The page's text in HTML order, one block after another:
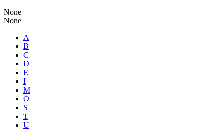
None
None
A
B
C
D
E
I
M
O
S
T
U